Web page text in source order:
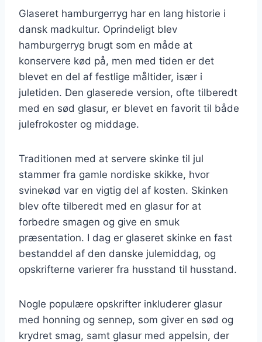
Glaseret hamburgerryg har en lang historie i
dansk madkultur. Oprindeligt blev
hamburgerryg brugt som en måde at
konservere kød på, men med tiden er det
blevet en del af festlige måltider, især i
juletiden. Den glaserede version, ofte tilberedt
med en sød glasur, er blevet en favorit til både
julefrokoster og middage.
Traditionen med at servere skinke til jul
stammer fra gamle nordiske skikke, hvor
svinekød var en vigtig del af kosten. Skinken
blev ofte tilberedt med en glasur for at
forbedre smagen og give en smuk
præsentation. I dag er glaseret skinke en fast
bestanddel af den danske julemiddag, og
opskrifterne varierer fra husstand til husstand.
Nogle populære opskrifter inkluderer glasur
med honning og sennep, som giver en sød og
krydret smag, samt glasur med appelsin, der